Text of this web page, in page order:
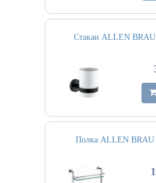
Стакан ALLEN
Полка ALLEN BRAU